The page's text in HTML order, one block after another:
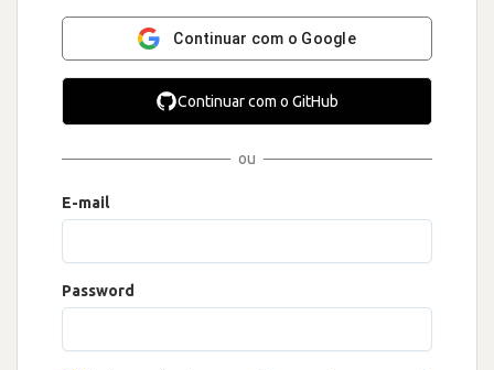
Continuar com o Google
Continuar com o GitHub
ou
E-mail
Password